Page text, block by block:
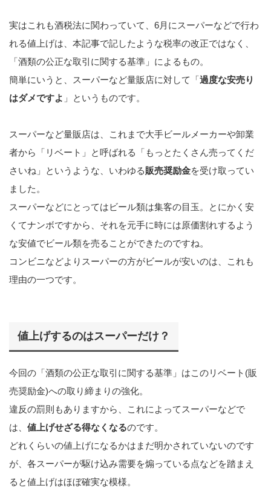
実はこれも酒税法に関わっていて、6月にスーパーなどで行わ
れる値上げは、本記事で記したような税率の改正ではなく、
「酒類の公正な取引に関する基準」によるもの。
簡単にいうと、スーパーなど量販店に対して「過度な安売り
はダメですよ 」というものです。
スーパーなど量販店は、これまで大手ビールメーカーや卸業
者から「リベート」と呼ばれる「もっとたくさん売ってくだ
さいね」というような、いわゆる販売奨励金を受け取ってい
ました。
スーパーなどにとってはビール類は集客の目玉。とにかく安
くてナンボですから、それを元手に時には原価割れするよう
な安値でビール類を売ることができたのですね。
コンビニなどよりスーパーの方がビールが安いのは、これも
理由の一つです。
値上げするのはスーパーだけ？
今回の「酒類の公正な取引に関する基準」はこのリベート(販
売奨励金)への取り締まりの強化。
違反の罰則もありますから、これによってスーパーなどで
は、 値上げせざる得なくなるのです。
どれくらいの値上げになるかはまだ明かされていないのです
が、各スーパーが駆け込み需要を煽っている点などを踏まえ
ると値上げはほぼ確実な模様。